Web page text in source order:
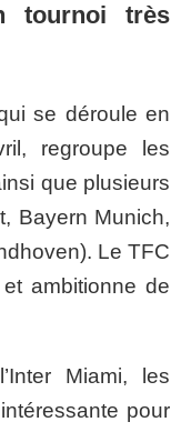
tournoi très
se déroule en
regroupe les
que plusieurs
Bayern Munich,
Le TFC
ambitionne de
Miami, les
pour